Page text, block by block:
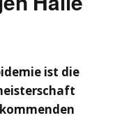
ist die